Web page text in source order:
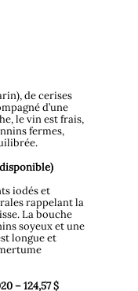
de cerises
d’une
le vin est frais,
fermes,
iodés et
rappelant la
La bouche
soyeux et une
longue et
– 124,57 $